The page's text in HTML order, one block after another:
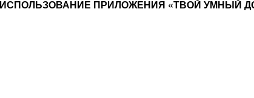
ПРИЛОЖЕНИЯ «ТВОЙ УМНЫЙ